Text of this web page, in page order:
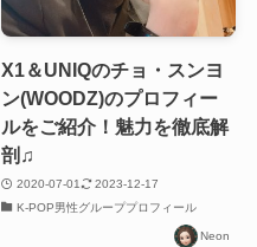
X1＆UNIQのチョ・スンヨ
ン(WOODZ)のプロフィー
ルをご紹介！魅力を徹底解
剖♫
2020-07-01
2023-12-17
K-POP男性グループプロフィール
Neon